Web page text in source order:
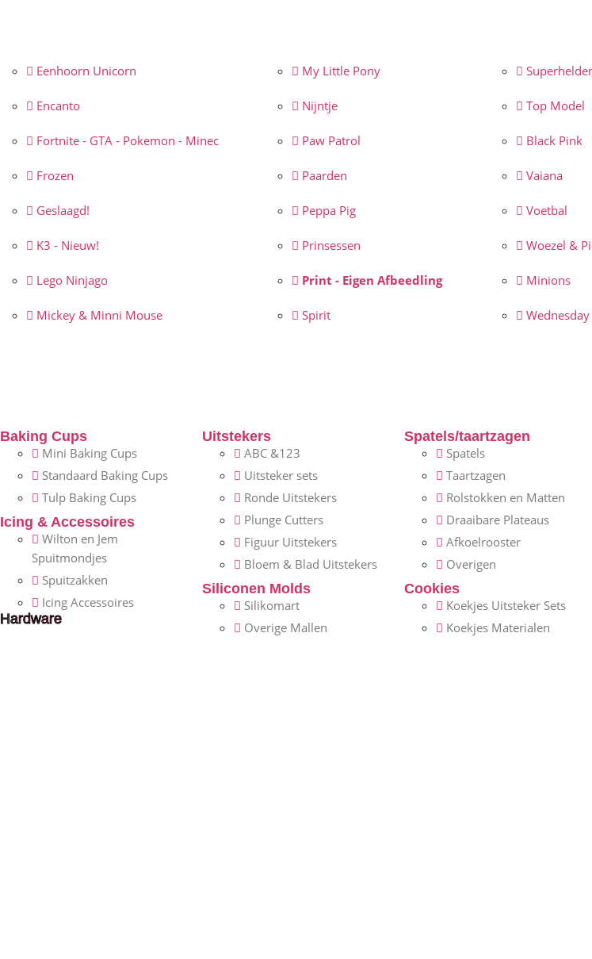
Eenhoorn Unicorn
Encanto
Fortnite - GTA - Pokemon - Minec
Frozen
Geslaagd!
K3 - Nieuw!
Lego Ninjago
Mickey & Minni Mouse
My Little Pony
Nijntje
Paw Patrol
Paarden
Peppa Pig
Prinsessen
Print - Eigen Afbeedling
Spirit
Top Model
Black Pink
Vaiana
Voetbal
Woezel &
Minions
Wednesday
Baking Cups
Mini Baking Cups
Standaard Baking Cups
Tulp Baking Cups
Icing & Accessoires
Wilton en Jem
Spuitmondjes
Spuitzakken
Icing Accessoires
Hardware
Uitstekers
ABC &123
Uitsteker sets
Ronde Uitstekers
Plunge Cutters
Figuur Uitstekers
Bloem & Blad Uitstekers
Siliconen Molds
Silikomart
Overige Mallen
Spatels/taartzagen
Spatels
Taartzagen
Rolstokken en Matten
Draaibare Plateaus
Afkoelrooster
Overigen
Cookies
Koekjes Uitsteker Sets
Koekjes Materialen